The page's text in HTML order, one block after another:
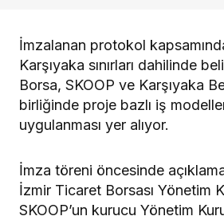
İmzalanan protokol
Karşıyaka sınırları dahilinde
Borsa, SKOOP ve Karşıyaka
birliğinde proje bazlı iş
uygulanması yer alıyor.
İmza töreni öncesinde
İzmir Ticaret Borsası Yönetim
SKOOP’un kurucu Yönetim